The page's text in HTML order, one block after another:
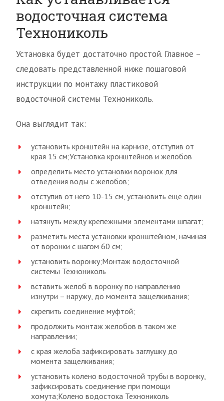
водосточная система
Технониколь
Установка будет достаточно простой. Главное –
следовать представленной ниже пошаговой
инструкции по монтажу пластиковой
водосточной системы Технониколь.
Она выглядит так:
установить кронштейн на карнизе, отступив от
края 15 см;Установка кронштейнов и желобов
определить место установки воронок для
отведения воды с желобов;
отступив от него 10-15 см, установить еще один
кронштейн;
натянуть между крепежными элементами шпагат;
разметить места установки кронштейном, начиная
от воронки с шагом 60 см;
установить воронку;Монтаж водосточной
системы Технониколь
вставить желоб в воронку по направлению
изнутри – наружу, до момента защелкивания;
скрепить соединение муфтой;
продолжить монтаж желобов в таком же
направлении;
с края желоба зафиксировать заглушку до
момента защелкивания;
установить колено водосточной трубы в воронку,
зафиксировать соединение при помощи
хомута;Колено водостока Технониколь